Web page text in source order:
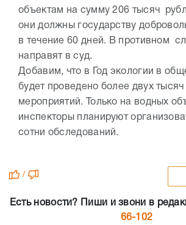
объектам на сумму 206 тысяч
они должны государству
в течение 60 дней. В противном
направят в суд.
Добавим, что в Год экологии в
будет проведено более двух
мероприятий. Только на водных
инспекторы планируют
сотни обследований.
/
Есть новости? Пиши и звони в
66-102